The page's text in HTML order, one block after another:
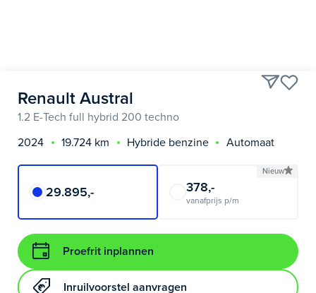
Renault Austral
1.2 E-Tech full hybrid 200 techno
2024
19.724 km Hybride benzine Automaat
29.895,-
Nieuw
378,-
vanafprijs p/m
Proefrit inplannen
Inruilvoorstel aanvragen